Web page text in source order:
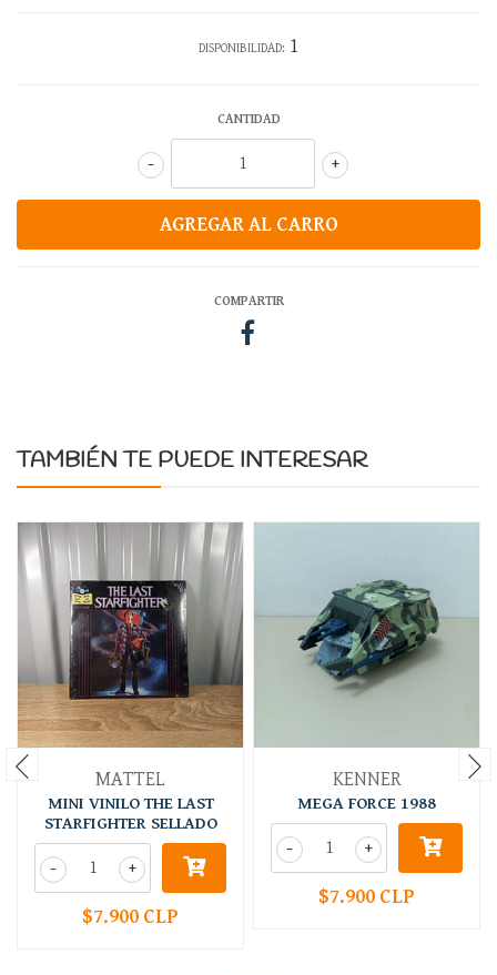
DISPONIBILIDAD: 1
CANTIDAD
+
-
COMPARTIR
TAMBIÉN TE PUEDE INTERESAR
MATTEL
MINI VINILO THE LAST
STARFIGHTER SELLADO
+
-
$7.900 CLP
KENNER
MEGA FORCE 1988
+
-
$7.900 CLP